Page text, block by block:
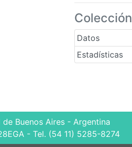
Colección
Datos
Estadísticas
Buenos Aires - Argentina
- Tel. (54 11) 5285-8274